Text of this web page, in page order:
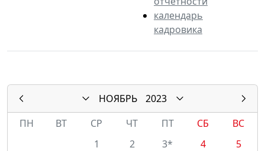
календарь
кадровика
НОЯБРЬ
2023
ПН
ВТ СР ЧТ ПТ СБ
ВС
1
2 3* 4
5